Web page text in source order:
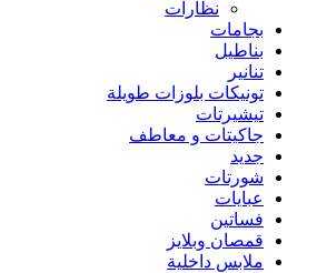
نظارات
بجامات
بناطيل
تنانير
تونيكات بلوزات طويلة
تيشيرتات
جاكيتات و معاطف
جديد
شورتات
عبايات
فساتين
قمصان وبلايز
ملابس داخلية